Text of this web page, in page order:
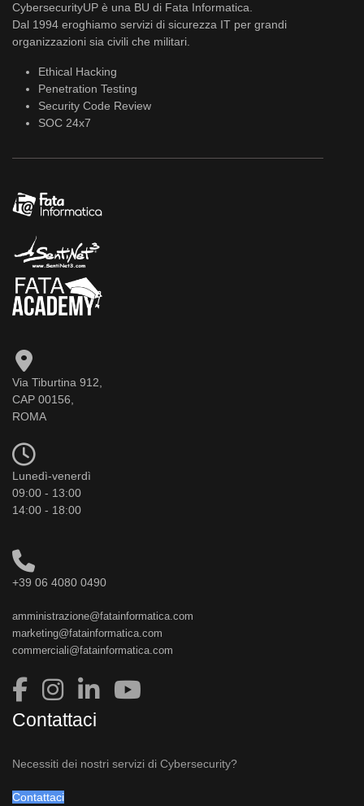
CybersecurityUP è una BU di Fata Informatica.
Dal 1994 eroghiamo servizi di sicurezza IT per grandi
organizzazioni sia civili che militari.
Ethical Hacking
Penetration Testing
Security Code Review
SOC 24x7
Via Tiburtina 912,
CAP 00156,
ROMA
Lunedì-venerdì
09:00 - 13:00
14:00 - 18:00
+39 06 4080 0490
amministrazione@fatainformatica.com
marketing@fatainformatica.com
commerciali@fatainformatica.com
Contattaci
Necessiti dei nostri servizi di Cybersecurity?
Contattaci